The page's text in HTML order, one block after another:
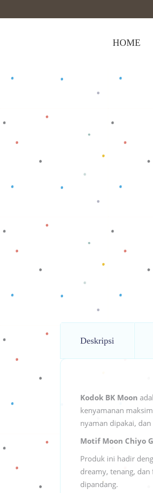
HOME
Shop>
Deskripsi
Kodok BK Moon
kenyamanan
nyaman dipakai,
Motif Moon Chiyo
Produk ini hadir
dreamy, tenang,
dipandang.